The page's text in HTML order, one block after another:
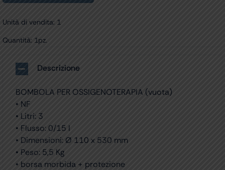
Unità di vendita: 1
Quantità: 1pz.
Descrizione
BOMBOLA PER OSSIGENOTERAPIA (vuota)
• NF
• Litri: 3
• Flusso: 0/15 l
• Dimensioni: Ø 110 x 530 mm
• Peso: 5,5 Kg
• borsa morbida + protezione